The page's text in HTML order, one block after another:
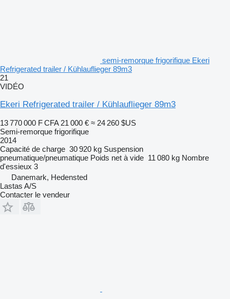
semi-remorque frigorifique Ekeri
Refrigerated trailer / Kühlauflieger 89m3
21
VIDÉO
Ekeri Refrigerated trailer / Kühlauflieger 89m3
13 770 000 F CFA 21 000 € ≈ 24 260 $US
Semi-remorque frigorifique
2014
Capacité de charge 30 920 kg Suspension
pneumatique/pneumatique Poids net à vide 11 080 kg Nombre
d'essieux 3
Danemark, Hedensted
Lastas A/S
Contacter le vendeur